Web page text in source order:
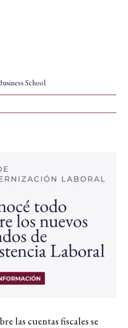
School
las cuentas fiscales se